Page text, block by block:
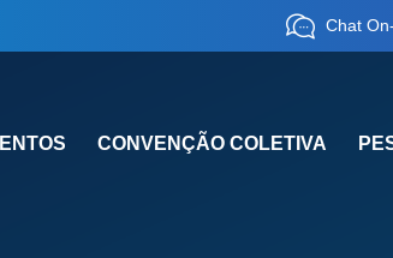
Chat
CONVENÇÃO COLETIVA